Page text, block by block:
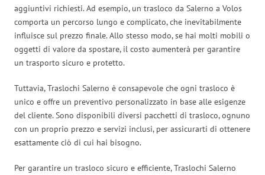
aggiuntivi richiesti. Ad esempio, un trasloco da Salerno a Volos
comporta un percorso lungo e complicato, che inevitabilmente
influisce sul prezzo finale. Allo stesso modo, se hai molti mobili o
oggetti di valore da spostare, il costo aumenterà per garantire
un trasporto sicuro e protetto.
Tuttavia, Traslochi Salerno è consapevole che ogni trasloco è
unico e offre un preventivo personalizzato in base alle esigenze
del cliente. Sono disponibili diversi pacchetti di trasloco, ognuno
con un proprio prezzo e servizi inclusi, per assicurarti di ottenere
esattamente ciò di cui hai bisogno.
Per garantire un trasloco sicuro e efficiente, Traslochi Salerno